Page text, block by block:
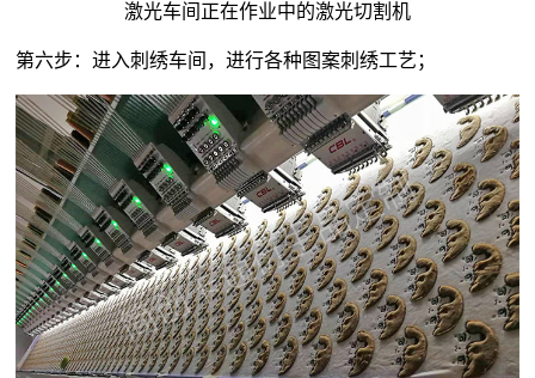
激光车间正在作业中的激光切割机
第六步：进入刺绣车间，进行各种图案刺绣工艺；